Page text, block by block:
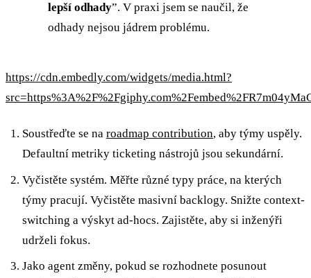
lepší odhady”. V praxi jsem se naučil, že
odhady nejsou jádrem problému.
https://cdn.embedly.com/widgets/media.html?
Soustřeďte se na roadmap contribution, aby týmy uspěly.
Defaultní metriky ticketing nástrojů jsou sekundární.
Vyčistěte systém. Měřte různé typy práce, na kterých
týmy pracují. Vyčistěte masivní backlogy. Snižte context-
switching a výskyt ad-hocs. Zajistěte, aby si inženýři
udrželi fokus.
Jako agent změny, pokud se rozhodnete posunout